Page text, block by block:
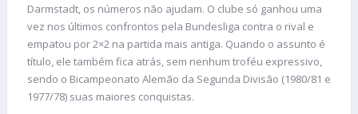
Darmstadt, os números não ajudam. O clube só ganhou uma
vez nos últimos confrontos pela Bundesliga contra o rival e
empatou por 2×2 na partida mais antiga. Quando o assunto é
título, ele também fica atrás, sem nenhum troféu expressivo,
sendo o Bicampeonato Alemão da Segunda Divisão (1980/81 e
1977/78) suas maiores conquistas.